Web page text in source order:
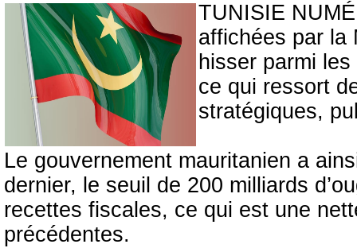
TUNISIE
affichées par la
hisser parmi
ce qui ressort
stratégiques,
Le gouvernement mauritanien a
dernier, le seuil de 200 milliards
recettes fiscales, ce qui est une
précédentes.